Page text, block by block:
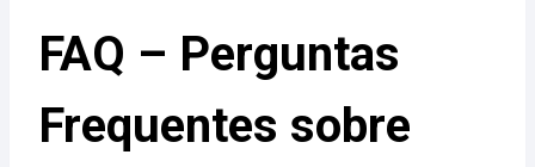
FAQ – Perguntas
Frequentes sobre